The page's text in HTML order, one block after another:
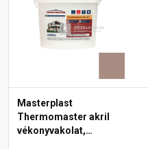
Masterplast
Thermomaster akril
vékonyvakolat,